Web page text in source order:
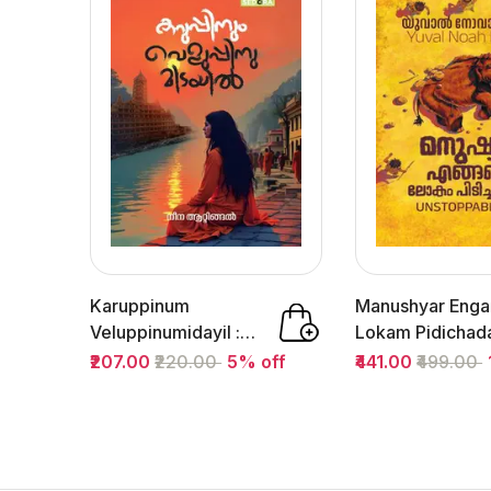
Karuppinum
Veluppinumidayil :
Neena Attingal |...
₹207.00₹220.00 5% off
Manushyar
Lokam
Yuval Noah
₹441.00₹499.00